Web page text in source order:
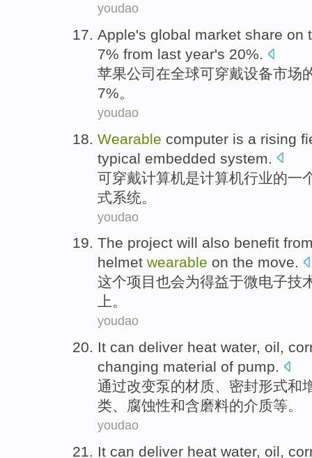
youdao
Apple's global market share on
7% from last year's 20%.
苹果公司在全球可穿戴设备市场
7%。
youdao
Wearable computer is a rising
typical embedded system
可穿戴计算机是计算机行业的一
式系统 。
youdao
The project will also benefit
helmet wearable on the move.
这个项目也会为得益于微电子技
上。
youdao
It can deliver heat water, oil,
changing material of pump.
通过改变泵的材质、密封形式和
类、 腐蚀性和含磨料的介质等。
youdao
It can deliver heat water, oil,